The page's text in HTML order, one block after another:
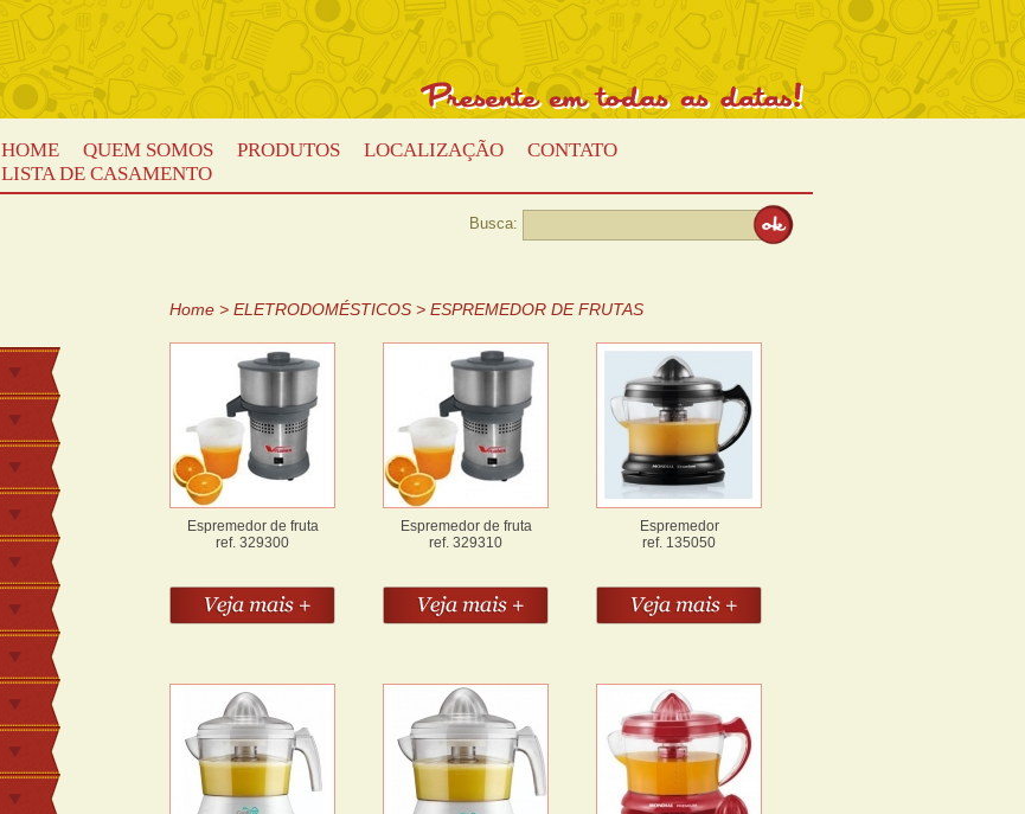
HOME QUEM SOMOS PRODUTOS LOCALIZAÇÃO
CONTATO
LISTA DE CASAMENTO
Busca:
Home > ELETRODOMÉSTICOS > ESPREMEDOR DE FRUTAS
Espremedor de fruta
ref. 329300
Espremedor de fruta
ref. 329310
Espremedor
ref. 135050